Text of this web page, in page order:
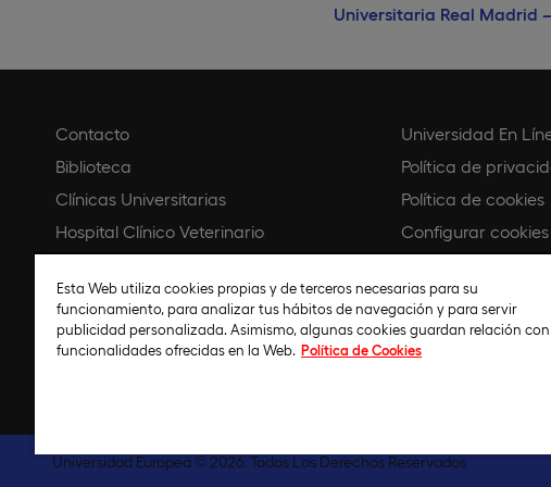
Universitaria Real Madrid
Contacto
Biblioteca
Clínicas Universitarias
Hospital Clínico Veterinario
Universidad Virtual Colombia
Universidad Online Ecuador
Universidad Online Perú
Universidad En
Política de
Política de cookies
Configurar cookies
Política de
Código ético
Política de IA
Universidad Europea © 2026. Todos Los Derechos Reservados
Esta Web utiliza cookies propias y de terceros necesarias para su
funcionamiento, para analizar tus hábitos de navegación y para servir
publicidad personalizada. Asimismo, algunas cookies guardan relación con
funcionalidades ofrecidas en la Web. Política de Cookies